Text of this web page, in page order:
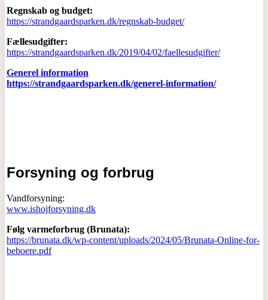
Regnskab og budget:
https://strandgaardsparken.dk/regnskab-budget/
Fællesudgifter:
https://strandgaardsparken.dk/2019/04/02/faellesudgifter/
Generel information
https://strandgaardsparken.dk/generel-information/
Forsyning og forbrug
Vandforsyning:
www.ishojforsyning.dk
Følg varmeforbrug (Brunata):
https://brunata.dk/wp-content/uploads/2024/05/Brunata-Online-for-
beboere.pdf